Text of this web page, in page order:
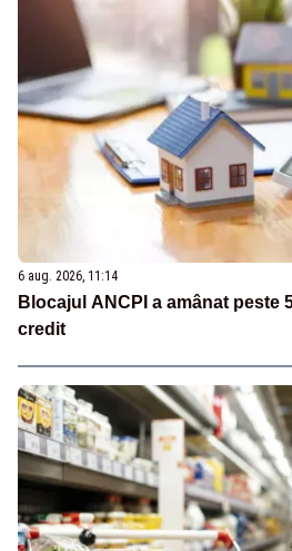
6 aug. 2026, 11:14
Blocajul ANCPI a amânat peste
credit